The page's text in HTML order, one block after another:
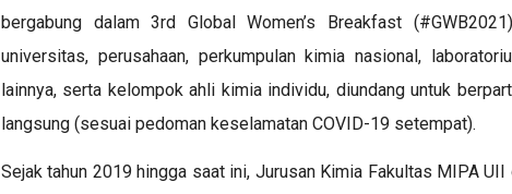
bergabung dalam 3rd Global Women’s Breakfast
universitas, perusahaan, perkumpulan kimia nasional,
lainnya, serta kelompok ahli kimia individu, diundang untuk
langsung (sesuai pedoman keselamatan COVID-19 setempat).
Sejak tahun 2019 hingga saat ini, Jurusan Kimia Fakultas MIPA